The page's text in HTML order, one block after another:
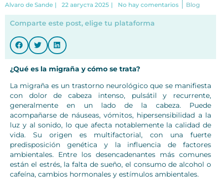
Alvaro de Sande | 22 августа 2025 | No hay comentarios Blog
Comparte este post, elige tu plataforma
¿Qué es la migraña y cómo se trata?
La migraña es un trastorno neurológico que se manifiesta
con dolor de cabeza intenso, pulsátil y recurrente,
generalmente en un lado de la cabeza. Puede
acompañarse de náuseas, vómitos, hipersensibilidad a la
luz y al sonido, lo que afecta notablemente la calidad de
vida. Su origen es multifactorial, con una fuerte
predisposición genética y la influencia de factores
ambientales. Entre los desencadenantes más comunes
están el estrés, la falta de sueño, el consumo de alcohol o
cafeína, cambios hormonales y estímulos ambientales.